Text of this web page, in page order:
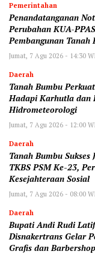
Pemerintahan
Penandatanganan
Perubahan KUA-
Pembangunan Tanah
Jumat, 7 Agu 2026 - 14:30
Daerah
Tanah Bumbu
Hadapi Karhutla dan
Hidrometeorologi
Jumat, 7 Agu 2026 - 12:00
Daerah
Tanah Bumbu
TKBS PSM Ke-23,
Kesejahteraan Sosial
Jumat, 7 Agu 2026 - 08:00
Daerah
Bupati Andi Rudi
Disnakertrans Gelar
Grafis dan Barbershop